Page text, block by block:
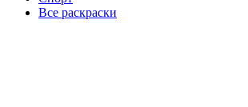
Все раскраски